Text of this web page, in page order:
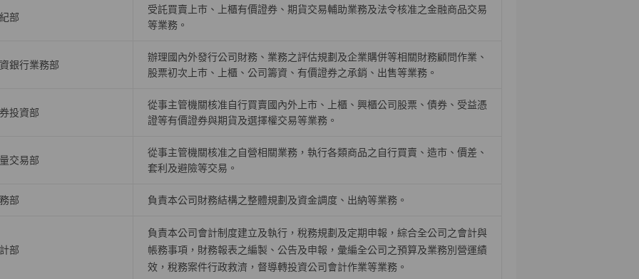
部
受託買賣上巿、上櫃有價證券、期貨交易輔助業務及法令核准之金融商品交易
等業務。
銀行業務部
辦理國內外發行公司財務、業務之評估規劃及企業購併等相關財務顧問作業、
股票初次上巿、上櫃、公司籌資、有價證券之承銷、出售等業務。
投資部
從事主管機關核准自行買賣國內外上市、上櫃、興櫃公司股票、債券、受益憑
證等有價證券與期貨及選擇權交易等業務。
交易部
從事主管機關核准之自營相關業務，執行各類商品之自行買賣、造市、價差、
套利及避險等交易。
部 負責本公司財務結構之整體規劃及資金調度、出納等業務。
部
負責本公司會計制度建立及執行，稅務規劃及定期申報，綜合全公司之會計與
帳務事項，財務報表之編製、公告及申報，彙編全公司之預算及業務別營運績
效，稅務案件行政救濟，督導轉投資公司會計作業等業務。